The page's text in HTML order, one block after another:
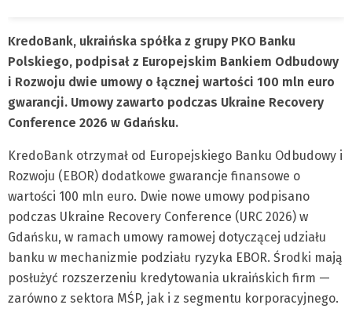
KredoBank, ukraińska spółka z grupy PKO Banku
Polskiego, podpisał z Europejskim Bankiem Odbudowy
i Rozwoju dwie umowy o łącznej wartości 100 mln euro
gwarancji. Umowy zawarto podczas Ukraine Recovery
Conference 2026 w Gdańsku.
KredoBank otrzymał od Europejskiego Banku Odbudowy i
Rozwoju (EBOR) dodatkowe gwarancje finansowe o
wartości 100 mln euro. Dwie nowe umowy podpisano
podczas Ukraine Recovery Conference (URC 2026) w
Gdańsku, w ramach umowy ramowej dotyczącej udziału
banku w mechanizmie podziału ryzyka EBOR. Środki mają
posłużyć rozszerzeniu kredytowania ukraińskich firm —
zarówno z sektora MŚP, jak i z segmentu korporacyjnego.